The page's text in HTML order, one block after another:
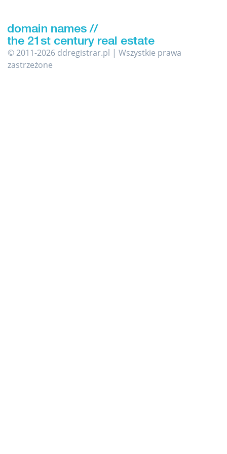
© 2011-2026 ddregistrar.pl | Wszystkie prawa
zastrzeżone